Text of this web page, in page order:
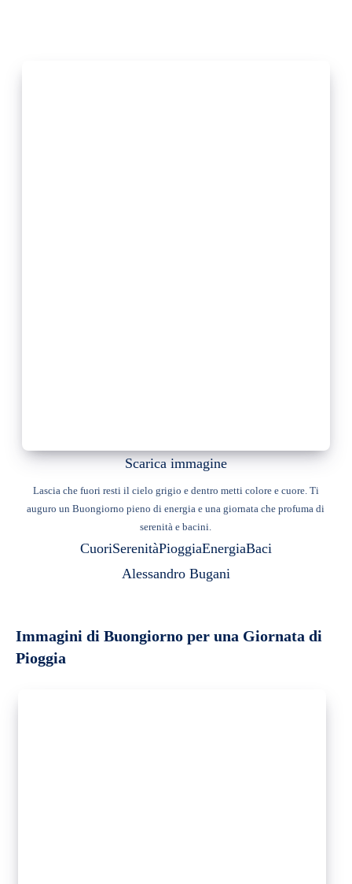
Scarica immagine
Lascia che fuori resti il cielo grigio e dentro metti colore e cuore. Ti
auguro un Buongiorno pieno di energia e una giornata che profuma di
serenità e bacini.
CuoriSerenitàPioggiaEnergiaBaci
Alessandro Bugani
Immagini di Buongiorno per una Giornata di
Pioggia